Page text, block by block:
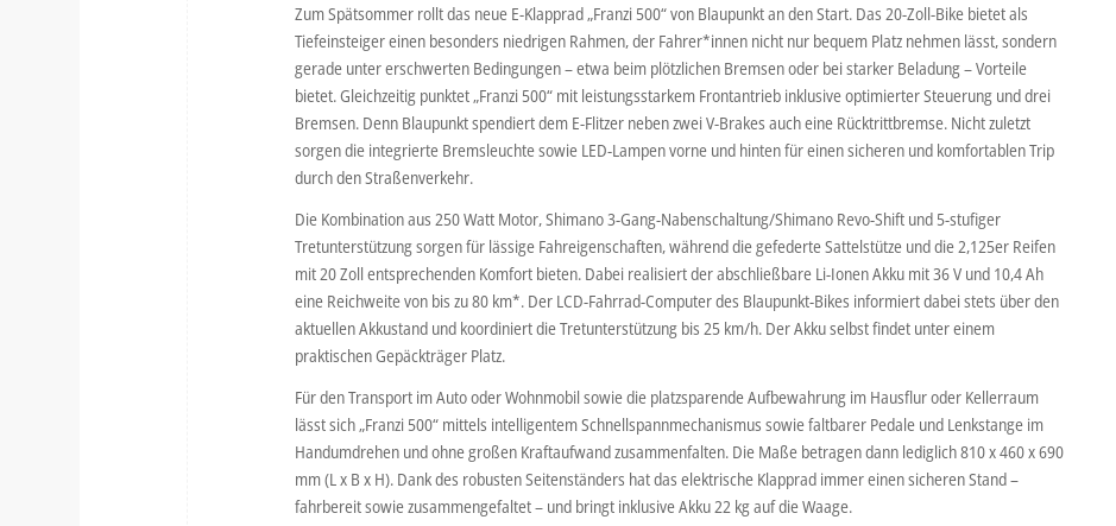
Zum Spätsommer rollt das neue E-Klapprad „Franzi 500“ von Blaupunkt an den Start. Das 20-Zoll-Bike bietet als
Tiefeinsteiger einen besonders niedrigen Rahmen, der Fahrer*innen nicht nur bequem Platz nehmen lässt, sondern
gerade unter erschwerten Bedingungen – etwa beim plötzlichen Bremsen oder bei starker Beladung – Vorteile
bietet. Gleichzeitig punktet „Franzi 500“ mit leistungsstarkem Frontantrieb inklusive optimierter Steuerung und drei
Bremsen. Denn Blaupunkt spendiert dem E-Flitzer neben zwei V-Brakes auch eine Rücktrittbremse. Nicht zuletzt
sorgen die integrierte Bremsleuchte sowie LED-Lampen vorne und hinten für einen sicheren und komfortablen Trip
durch den Straßenverkehr.
Die Kombination aus 250 Watt Motor, Shimano 3-Gang-Nabenschaltung/Shimano Revo-Shift und 5-stufiger
Tretunterstützung sorgen für lässige Fahreigenschaften, während die gefederte Sattelstütze und die 2,125er Reifen
mit 20 Zoll entsprechenden Komfort bieten. Dabei realisiert der abschließbare Li-Ionen Akku mit 36 V und 10,4 Ah
eine Reichweite von bis zu 80 km*. Der LCD-Fahrrad-Computer des Blaupunkt-Bikes informiert dabei stets über den
aktuellen Akkustand und koordiniert die Tretunterstützung bis 25 km/h. Der Akku selbst findet unter einem
praktischen Gepäckträger Platz.
Für den Transport im Auto oder Wohnmobil sowie die platzsparende Aufbewahrung im Hausflur oder Kellerraum
lässt sich „Franzi 500“ mittels intelligentem Schnellspannmechanismus sowie faltbarer Pedale und Lenkstange im
Handumdrehen und ohne großen Kraftaufwand zusammenfalten. Die Maße betragen dann lediglich 810 x 460 x 690
mm (L x B x H). Dank des robusten Seitenständers hat das elektrische Klapprad immer einen sicheren Stand –
fahrbereit sowie zusammengefaltet – und bringt inklusive Akku 22 kg auf die Waage.